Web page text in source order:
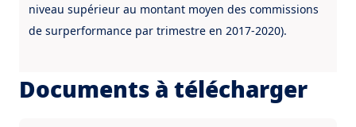
niveau supérieur au montant moyen des commissions
de surperformance par trimestre en 2017-2020).
Documents à télécharger